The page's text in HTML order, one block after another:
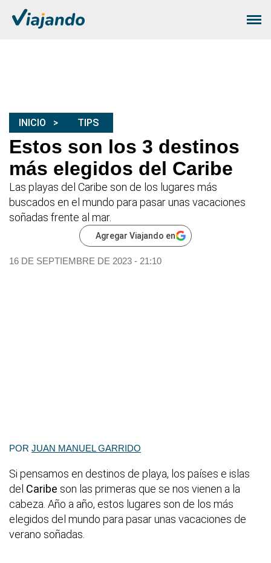
INICIO TIPS
Estos son los 3 destinos
más elegidos del Caribe
Las playas del Caribe son de los lugares más
buscados en el mundo para pasar unas vacaciones
soñadas frente al mar.
Agregar Viajando en
16 DE SEPTIEMBRE DE 2023 - 21:10
POR JUAN MANUEL GARRIDO
Si pensamos en destinos de playa, los países e islas
del Caribe son las primeras que se nos vienen a la
cabeza. Año a año, estos lugares son de los más
elegidos del mundo para pasar unas vacaciones de
verano soñadas.